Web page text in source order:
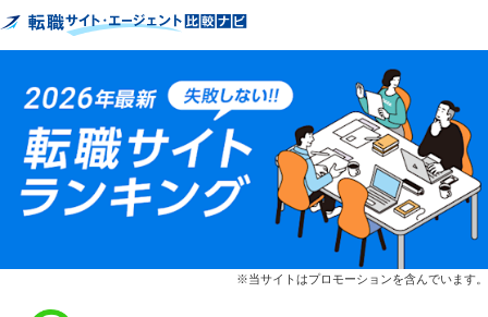
※当サイトはプロモーションを含んでいます。